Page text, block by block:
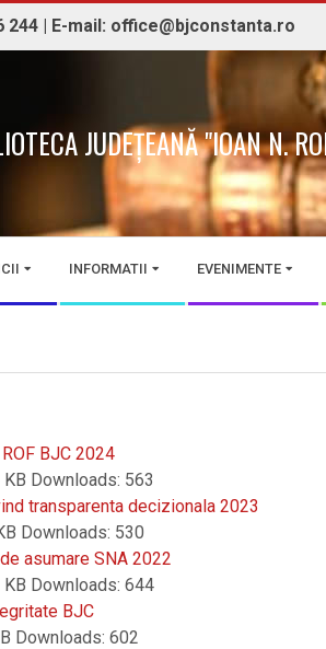
244 | E-mail: office@bjconstanta.ro
JUDEȚEANĂ "IOAN N.
INFORMATII EVENIMENTE
BJC 2024
Downloads: 563
transparenta decizionala 2023
Downloads: 530
asumare SNA 2022
Downloads: 644
BJC
Downloads: 602